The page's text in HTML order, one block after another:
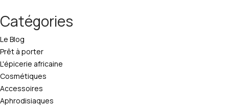
Catégories
Le Blog
Prêt à porter
L'épicerie africaine
Cosmétiques
Accessoires
Aphrodisiaques